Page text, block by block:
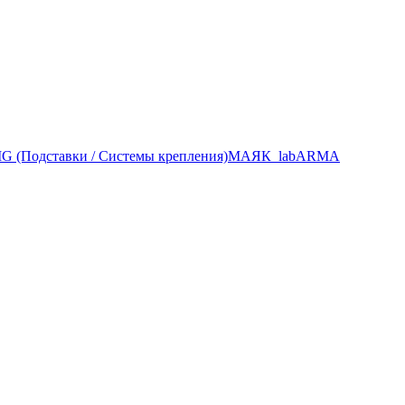
(Подставки / Системы крепления)МАЯК_labARMA